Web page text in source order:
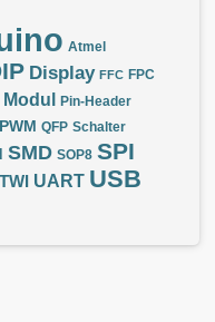
Atmel
Display FFC FPC
Modul Pin-Header
PWM QFP Schalter
SMD SOP8 SPI
TWI UART USB